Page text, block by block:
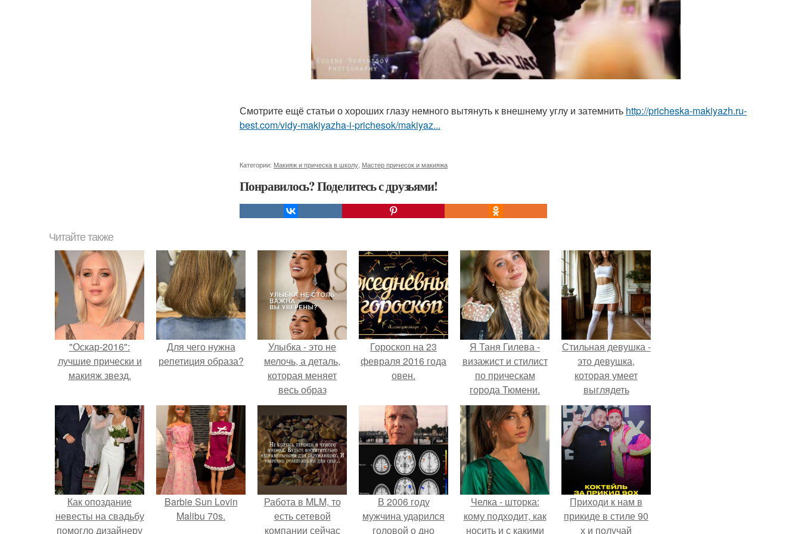
Смотрите ещё статьи о хороших глазу немного вытянуть к внешнему углу и затемнить http://pricheska-makiyazh.ru-
best.com/vidy-makiyazha-i-prichesok/makiyaz...
Категории: Макияж и прическа в школу Мастер причесок и макияжа
Понравилось? Поделитесь с друзьями!
Читайте также
"Оскар-2016":
лучшие прически и
макияж звезд.
Для чего нужна
репетиция образа?
Улыбка - это не
мелочь, а деталь,
которая меняет
весь образ
человека.
Гороскоп на 23
февраля 2016 года
овен.
Я Таня Гилева -
визажист и стилист
по прическам
города Тюмени.
Стильная девушка -
это девушка,
которая умеет
выглядеть
привлекательно и
элегантно в любои
ситуации.
Как опоздание
невесты на свадьбу
помогло дизайнеру
Barbie Sun Lovin
Malibu 70s.
Работа в MLM, то
есть сетевой
компании сейчас
В 2006 году
мужчина ударился
головой о дно
Челка - шторка:
кому подходит, как
носить и с какими
Приходи к нам в
прикиде в стиле 90
х и получай